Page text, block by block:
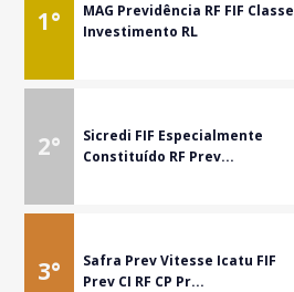
1°
MAG Previdência RF FIF Classe
Investimento RL
2°
Sicredi FIF Especialmente
Constituído RF Prev...
3°
Safra Prev Vitesse Icatu FIF
Prev CI RF CP Pr...